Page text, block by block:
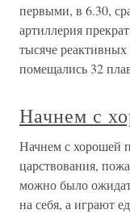
первыми, в 6.30,
артиллерия
тысяче
помещались 32
Начнем с
Начнем с хорошей
царствования,
можно было
на себя, а играют